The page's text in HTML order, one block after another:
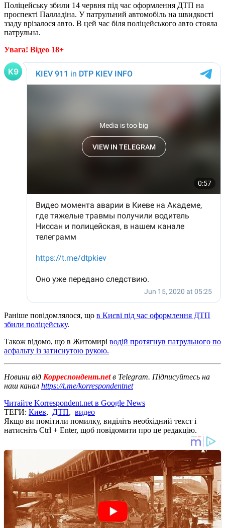
Поліцейську збили 14 червня під час оформлення ДТП на
проспекті Палладіна. У патрульний автомобіль на швидкості
ззаду врізалося авто. В цей час біля поліцейського авто стояла
патрульна.
Увага! Відео 18+
Раніше повідомлялося, що в Києві під час оформлення ДТП
збили поліцейську.
Також відомо, що в Житомирі водій протягнув патрульного по
асфальту із затиснутою рукою.
Новини від Корреспондент.netв Telegram. Підписуйтесь на
наш канал https://t.me/korrespondentnet
Читайте Korrespondent.net в Google News
ТЕГИ: Киев, ДТП, видео
Якщо ви помітили помилку, виділіть необхідний текст і
натисніть Ctrl + Enter, щоб повідомити про це редакцію.